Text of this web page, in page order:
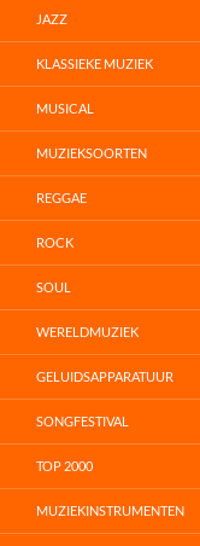
JAZZ
KLASSIEKE MUZIEK
MUSICAL
MUZIEKSOORTEN
REGGAE
ROCK
SOUL
WERELDMUZIEK
GELUIDSAPPARATUUR
SONGFESTIVAL
TOP 2000
MUZIEKINSTRUMENTEN